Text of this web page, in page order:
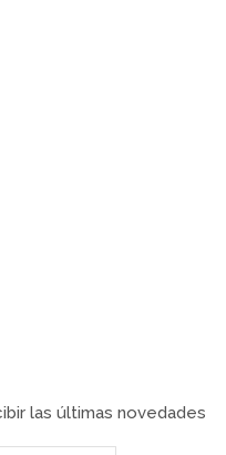
las últimas novedades